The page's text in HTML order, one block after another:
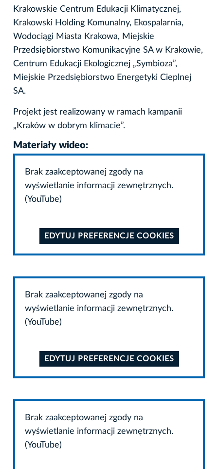
Krakowskie Centrum Edukacji Klimatycznej,
Krakowski Holding Komunalny, Ekospalarnia,
Wodociągi Miasta Krakowa, Miejskie
Przedsiębiorstwo Komunikacyjne SA w Krakowie,
Centrum Edukacji Ekologicznej „Symbioza”,
Miejskie Przedsiębiorstwo Energetyki Cieplnej
SA.
Projekt jest realizowany w ramach kampanii
„Kraków w dobrym klimacie”.
Materiały wideo:
Brak zaakceptowanej zgody na
wyświetlanie informacji zewnętrznych.
(YouTube)
EDYTUJ PREFERENCJE COOKIES
Brak zaakceptowanej zgody na
wyświetlanie informacji zewnętrznych.
(YouTube)
EDYTUJ PREFERENCJE COOKIES
Brak zaakceptowanej zgody na
wyświetlanie informacji zewnętrznych.
(YouTube)